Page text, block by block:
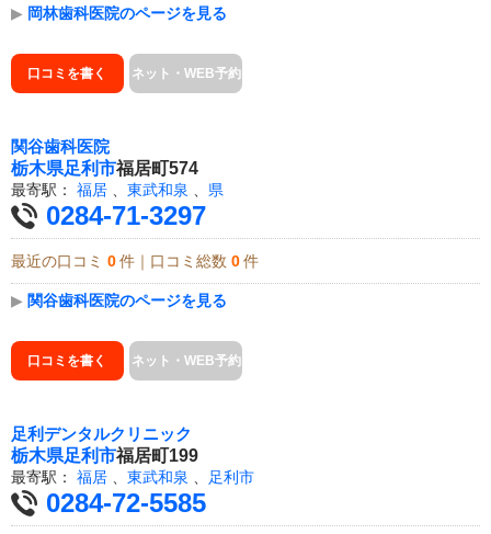
▶ 岡林歯科医院のページを見る
口コミを書く ネット・WEB予約
関谷歯科医院
栃木県足利市福居町574
最寄駅： 福居 、 東武和泉 、 県
0284-71-3297
最近の口コミ 0 件｜口コミ総数 0 件
▶ 関谷歯科医院のページを見る
口コミを書く ネット・WEB予約
足利デンタルクリニック
栃木県足利市福居町199
最寄駅： 福居 東武和泉 足利市
0284-72-5585